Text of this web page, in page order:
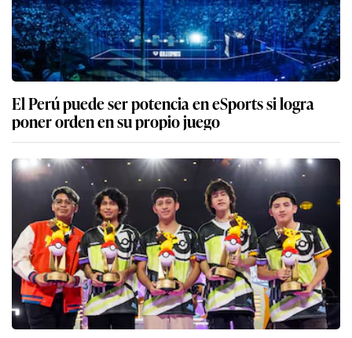
El Perú puede ser potencia en eSports si logra
poner orden en su propio juego